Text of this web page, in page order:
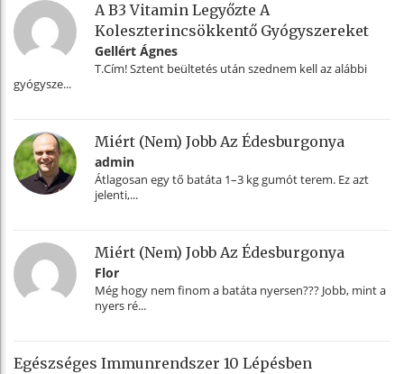
A B3 Vitamin Legyőzte A
Koleszterincsökkentő Gyógyszereket
Gellért Ágnes
T.Cím! Sztent beültetés után szednem kell az alábbi
gyógysze...
Miért (nem) Jobb Az Édesburgonya
admin
Átlagosan egy tő batáta 1–3 kg gumót terem. Ez azt
jelenti,...
Miért (nem) Jobb Az Édesburgonya
Flor
Még hogy nem finom a batáta nyersen??? Jobb, mint a
nyers ré...
Egészséges Immunrendszer 10 Lépésben